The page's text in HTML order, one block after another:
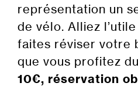
représentation un
de vélo. Alliez
faites réviser votre
que vous profitez
10€, réservation